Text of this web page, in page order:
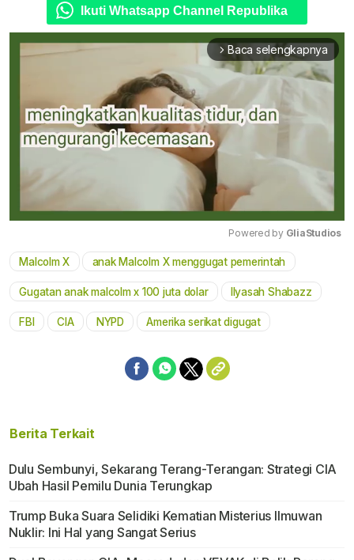
Ikuti Whatsapp Channel Republika
arrow_forward_ios Baca selengkapnya
Mute
Powered by GliaStudios
Malcolm X anak Malcolm X menggugat pemerintah
Gugatan anak malcolm x 100 juta dolar Ilyasah Shabazz
FBI CIA NYPD Amerika serikat digugat
Berita Terkait
Dulu Sembunyi, Sekarang Terang-Terangan: Strategi CIA
Ubah Hasil Pemilu Dunia Terungkap
Trump Buka Suara Selidiki Kematian Misterius Ilmuwan
Nuklir: Ini Hal yang Sangat Serius